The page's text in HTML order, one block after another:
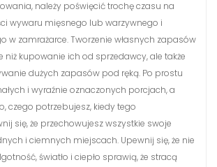
należy poświęcić trochę czasu na
wywaru mięsnego lub warzywnego i
w zamrażarce. Tworzenie własnych zapasów
niż kupowanie ich od sprzedawcy, ale także
dużych zapasów pod ręką. Po prostu
i wyraźnie oznaczonych porcjach, a
czego potrzebujesz, kiedy tego
się, że przechowujesz wszystkie swoje
i ciemnych miejscach. Upewnij się, że nie
światło i ciepło sprawią, że stracą